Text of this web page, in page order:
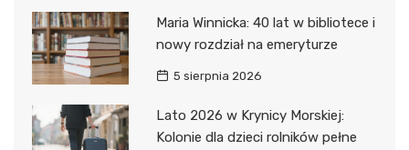
Maria Winnicka: 40 lat w bibliotece i
nowy rozdział na emeryturze
5 sierpnia 2026
Lato 2026 w Krynicy Morskiej:
Kolonie dla dzieci rolników pełne